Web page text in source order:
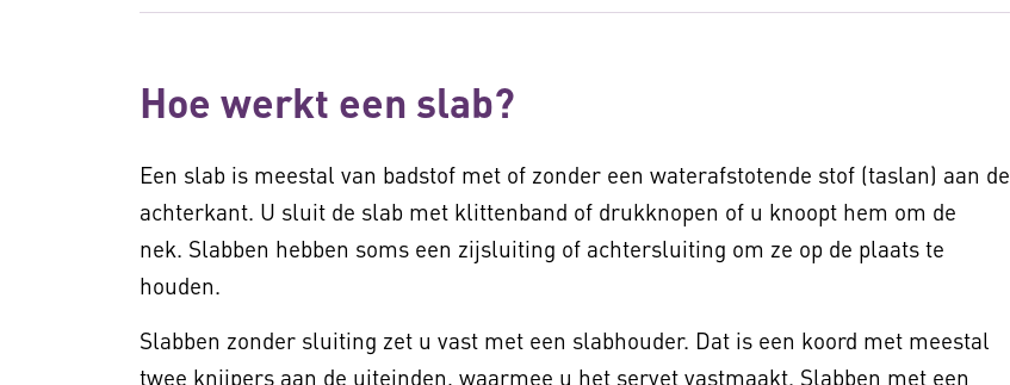
Hoe werkt een slab?
Een slab is meestal van badstof met of zonder een waterafstotende stof (taslan) aan de
achterkant. U sluit de slab met klittenband of drukknopen of u knoopt hem om de
nek. Slabben hebben soms een zijsluiting of achtersluiting om ze op de plaats te
houden.
Slabben zonder sluiting zet u vast met een slabhouder. Dat is een koord met meestal
twee knijpers aan de uiteinden, waarmee u het servet vastmaakt. Slabben met een